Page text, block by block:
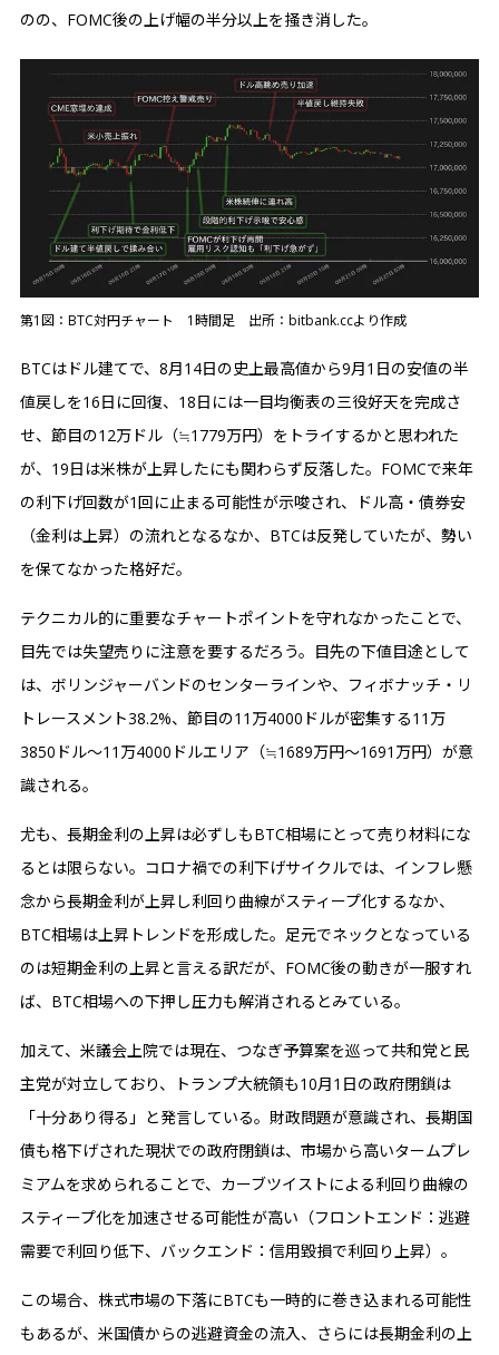
のの、FOMC後の上げ幅の半分以上を掻き消した。
第1図：BTC対円チャート 1時間足 出所：bitbank.ccより作成
BTCはドル建てで、8月14日の史上最高値から9月1日の安値の半
値戻しを16日に回復、18日には一目均衡表の三役好天を完成さ
せ、節目の12万ドル（≒1779万円）をトライするかと思われた
が、19日は米株が上昇したにも関わらず反落した。FOMCで来年
の利下げ回数が1回に止まる可能性が示唆され、ドル高・債券安
（金利は上昇）の流れとなるなか、BTCは反発していたが、勢い
を保てなかった格好だ。
テクニカル的に重要なチャートポイントを守れなかったことで、
目先では失望売りに注意を要するだろう。目先の下値目途として
は、ボリンジャーバンドのセンターラインや、フィボナッチ・リ
トレースメント38.2%、節目の11万4000ドルが密集する11万
3850ドル〜11万4000ドルエリア（≒1689万円〜1691万円）が意
識される。
尤も、長期金利の上昇は必ずしもBTC相場にとって売り材料にな
るとは限らない。コロナ禍での利下げサイクルでは、インフレ懸
念から長期金利が上昇し利回り曲線がスティープ化するなか、
BTC相場は上昇トレンドを形成した。足元でネックとなっている
のは短期金利の上昇と言える訳だが、FOMC後の動きが一服すれ
ば、BTC相場への下押し圧力も解消されるとみている。
加えて、米議会上院では現在、つなぎ予算案を巡って共和党と民
主党が対立しており、トランプ大統領も10月1日の政府閉鎖は
「十分あり得る」と発言している。財政問題が意識され、長期国
債も格下げされた現状での政府閉鎖は、市場から高いタームプレ
ミアムを求められることで、カーブツイストによる利回り曲線の
スティープ化を加速させる可能性が高い（フロントエンド：逃避
需要で利回り低下、バックエンド：信用毀損で利回り上昇）。
この場合、株式市場の下落にBTCも一時的に巻き込まれる可能性
もあるが、米国債からの逃避資金の流入、さらには長期金利の上